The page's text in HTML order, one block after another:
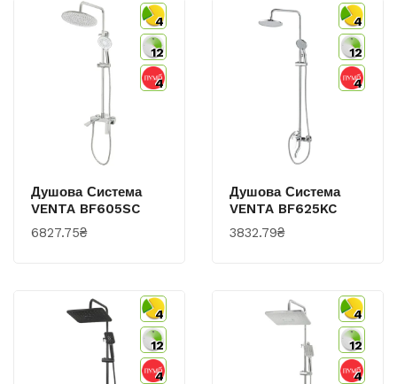
4
12
4
Душова Система
VENTA BF605SC
6827.75₴
4
12
4
Душова Система
VENTA BF625KC
3832.79₴
4
12
4
4
12
4